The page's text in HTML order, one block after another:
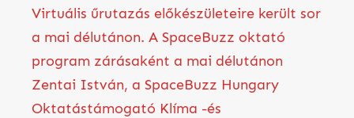
Virtuális űrutazás előkészületeire került sor
a mai délutánon. A SpaceBuzz oktató
program zárásaként a mai délutánon
Zentai István, a SpaceBuzz Hungary
Oktatástámogató Klíma -és